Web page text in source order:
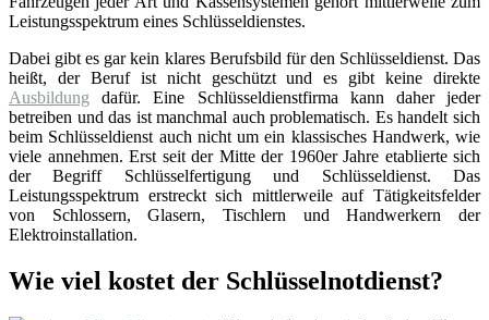
Leistungsspektrum eines Schlüsseldienstes.
Dabei gibt es gar kein klares Berufsbild für den Schlüsseldienst. Das
heißt, der Beruf ist nicht geschützt und es gibt keine direkte
Ausbildung dafür. Eine Schlüsseldienstfirma kann daher jeder
betreiben und das ist manchmal auch problematisch. Es handelt sich
beim Schlüsseldienst auch nicht um ein klassisches Handwerk, wie
viele annehmen. Erst seit der Mitte der 1960er Jahre etablierte sich
der Begriff Schlüsselfertigung und Schlüsseldienst. Das
Leistungsspektrum erstreckt sich mittlerweile auf Tätigkeitsfelder
von Schlossern, Glasern, Tischlern und Handwerkern der
Elektroinstallation.
Wie viel kostet der Schlüsselnotdienst?